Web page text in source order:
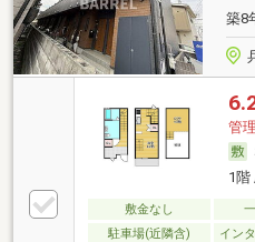
築8
管
1階
敷金なし
駐車場(近隣含)
イン